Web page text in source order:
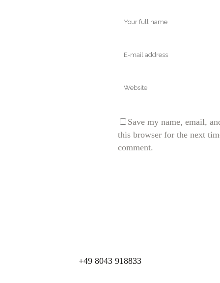
Save my name, email,
this browser for the next
comment.
+49 8043 918833